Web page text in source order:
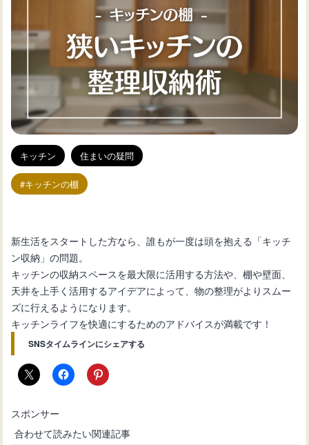
キッチン 住まいの疑問
キッチンの棚
新生活をスタートした方なら、誰もが一度は頭を抱える「キッチ
ン収納」の問題。
キッチンの収納スペースを最大限に活用する方法や、棚や壁面、
天井を上手く活用するアイデアによって、物の整理がよりスムー
ズに行えるようになります。
キッチンライフを快適にするためのアドバイスが満載です！
SNSタイムラインにシェアする
スポンサー
合わせて読みたい関連記事